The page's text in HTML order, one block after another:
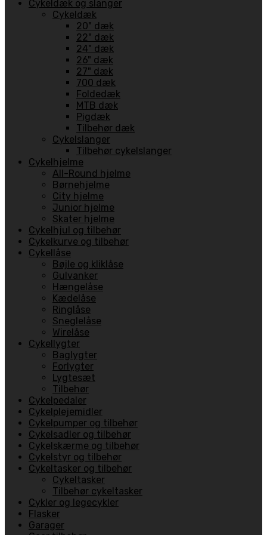
Cykeldæk og slanger
Cykeldæk
20" dæk
22" dæk
24" dæk
26" dæk
27" dæk
700 dæk
Foldedæk
MTB dæk
Pigdæk
Tilbehør dæk
Cykelslanger
Tilbehør cykelslanger
Cykelhjelme
All-Round hjelme
Børnehjelme
City hjelme
Junior hjelme
Skater hjelme
Cykelhjul og tilbehør
Cykelkurve og tilbehør
Cykellåse
Bøjle og kliklåse
Gulvanker
Hængelåse
Kædelåse
Ringlåse
Sneglelåse
Wirelåse
Cykellygter
Baglygter
Forlygter
Lygtesæt
Tilbehør
Cykelpedaler
Cykelplejemidler
Cykelpumper og tilbehør
Cykelsadler og tilbehør
Cykelskærme og tilbehør
Cykelstyr og tilbehør
Cykeltasker og tilbehør
Cykeltasker
Tilbehør cykeltasker
Cykler og legecykler
Flasker
Garager